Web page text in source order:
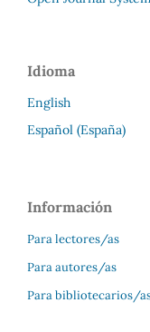
Idioma
English
Español (España)
Información
Para lectores/as
Para autores/as
Para bibliotecarios/